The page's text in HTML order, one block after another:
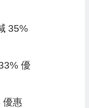
35%
優
優惠